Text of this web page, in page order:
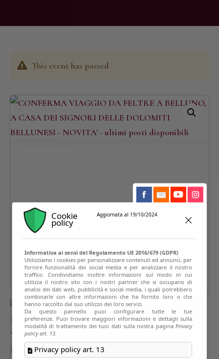
This event has passed
Cookie
policy
Aggiornata al 19/10/2024
Informativa ai sensi del Regolamento UE 2016/679 (GDPR)
Utilizziamo i cookies per personalizzare contenuti ed annunci, per
fornire funzionalità dei social media e per analizzare il nostro
traffico. Condividiamo inoltre informazioni sul modo in cui
utilizza il nostro sito con i nostri partner che si occupano di
analisi dei dati web, pubblicità e social media, i quali potrebbero
combinarle con altre informazioni che ha fornito loro o che
hanno raccolto dal suo utilizzo dei loro servizi.
Da questo pannello puoi configurare tutte le tue
preferenze. Puoi trovare maggiori informazioni e dettagli sulla
modalità di trattamento dei tuoi dati sulla nostra paginaPrivacy
policy art. 13.
Privacy policy art. 13